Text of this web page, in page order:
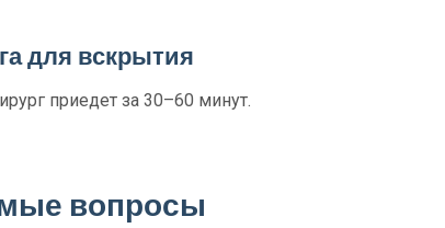
для вскрытия
приедет за 30–60 минут.
вопросы